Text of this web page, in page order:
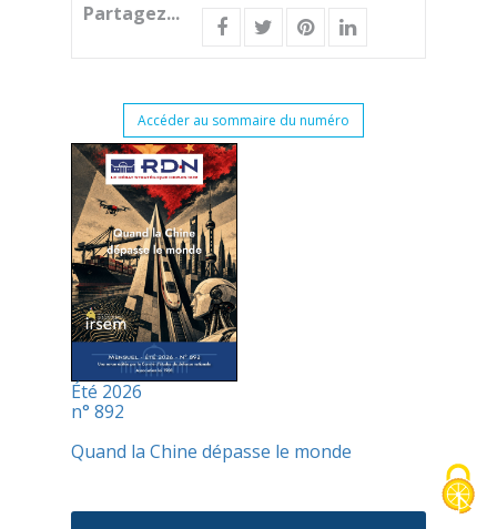
Partagez...
Accéder au sommaire du numéro
Été 2026
n° 892
Quand la Chine dépasse le monde